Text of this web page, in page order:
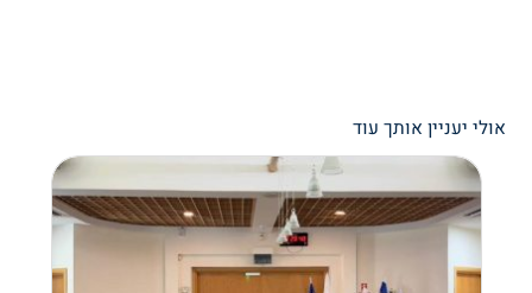
אולי יעניין אותך עוד